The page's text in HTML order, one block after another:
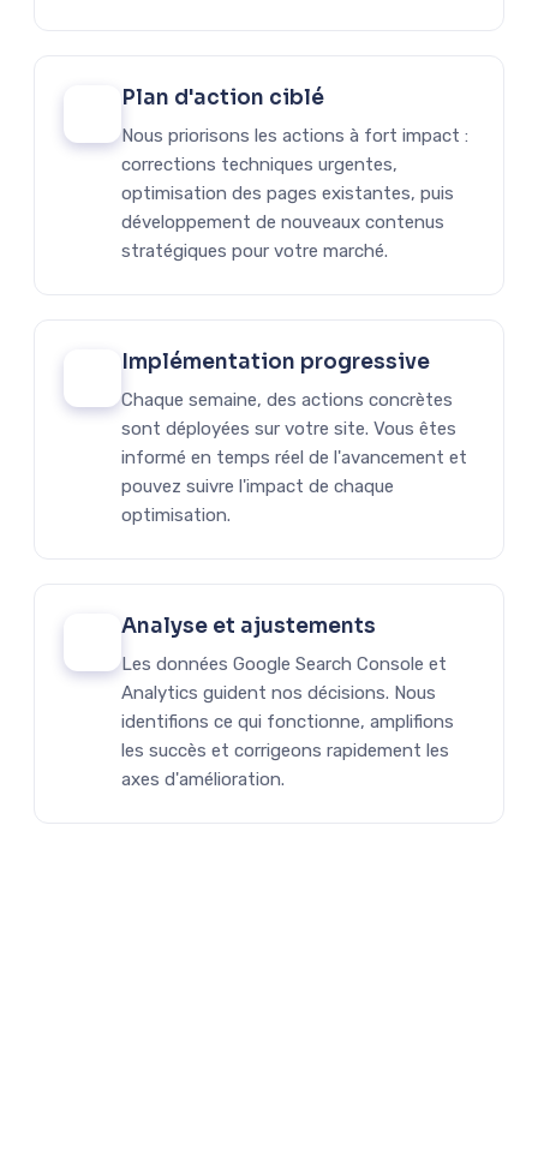
Plan d'action ciblé
Nous priorisons les actions à fort impact :
corrections techniques urgentes,
optimisation des pages existantes, puis
développement de nouveaux contenus
stratégiques pour votre marché.
Implémentation progressive
Chaque semaine, des actions concrètes
sont déployées sur votre site. Vous êtes
informé en temps réel de l'avancement et
pouvez suivre l'impact de chaque
optimisation.
Analyse et ajustements
Les données Google Search Console et
Analytics guident nos décisions. Nous
identifions ce qui fonctionne, amplifions
les succès et corrigeons rapidement les
axes d'amélioration.